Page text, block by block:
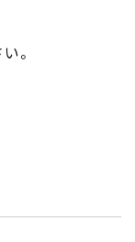
。